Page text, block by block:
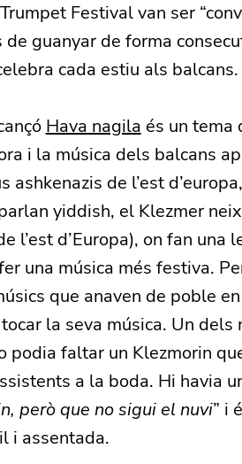
Festival van ser
de guanyar de forma
cada estiu als balcans.
Hava nagila és un tema
i la música dels balcans
ashkenazis de l’est
yiddish, el Klezmer
l’est d’Europa), on fan
una música més festiva.
que anaven de poble
la seva música. Un
podia faltar un Klezmorin
a la boda. Hi havia
però que no sigui el nuvi” i
i assentada.